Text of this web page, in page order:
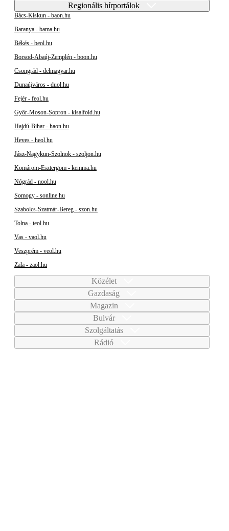
Regionális hírportálok
Bács-Kiskun - baon.hu
Baranya - bama.hu
Békés - beol.hu
Borsod-Abaúj-Zemplén - boon.hu
Csongrád - delmagyar.hu
Dunaújváros - duol.hu
Fejér - feol.hu
Győr-Moson-Sopron - kisalfold.hu
Hajdú-Bihar - haon.hu
Heves - heol.hu
Jász-Nagykun-Szolnok - szoljon.hu
Komárom-Esztergom - kemma.hu
Nógrád - nool.hu
Somogy - sonline.hu
Szabolcs-Szatmár-Bereg - szon.hu
Tolna - teol.hu
Vas - vaol.hu
Veszprém - veol.hu
Zala - zaol.hu
Közélet
Gazdaság
Magazin
Bulvár
Szolgáltatás
Rádió